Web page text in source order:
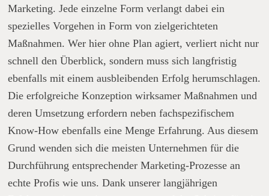
Marketing. Jede einzelne Form verlangt dabei ein
spezielles Vorgehen in Form von zielgerichteten
Maßnahmen. Wer hier ohne Plan agiert, verliert nicht nur
schnell den Überblick, sondern muss sich langfristig
ebenfalls mit einem ausbleibenden Erfolg herumschlagen.
Die erfolgreiche Konzeption wirksamer Maßnahmen und
deren Umsetzung erfordern neben fachspezifischem
Know-How ebenfalls eine Menge Erfahrung. Aus diesem
Grund wenden sich die meisten Unternehmen für die
Durchführung entsprechender Marketing-Prozesse an
echte Profis wie uns. Dank unserer langjährigen